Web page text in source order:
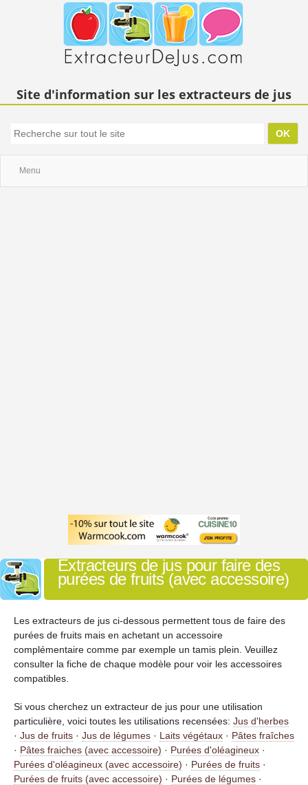
Site d'information sur les extracteurs de jus
Menu
Extracteurs de jus pour faire des
purées de fruits (avec accessoire)
Les extracteurs de jus ci-dessous permettent tous de faire des
purées de fruits mais en achetant un accessoire
complémentaire comme par exemple un tamis plein. Veuillez
consulter la fiche de chaque modèle pour voir les accessoires
compatibles.
Si vous cherchez un extracteur de jus pour une utilisation
particulière, voici toutes les utilisations recensées: Jus d'herbes
· Jus de fruits · Jus de légumes · Laits végétaux · Pâtes fraîches
· Pâtes fraiches (avec accessoire) · Purées d'oléagineux ·
Purées d'oléagineux (avec accessoire) · Purées de fruits ·
Purées de fruits (avec accessoire) · Purées de légumes ·